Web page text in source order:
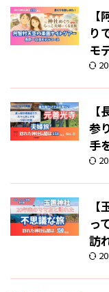
り
モ
参
手
っ
訪